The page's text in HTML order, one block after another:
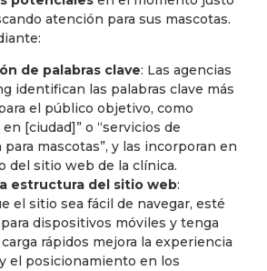
atención para sus mascotas.
de palabras clave: Las agencias
identifican las palabras clave más
el público objetivo, como
[ciudad]” o “servicios de
mascotas”, y las incorporan en
del sitio web de la clínica.
estructura del sitio web:
el sitio sea fácil de navegar, esté
dispositivos móviles y tenga
rápidos mejora la experiencia
el posicionamiento en los